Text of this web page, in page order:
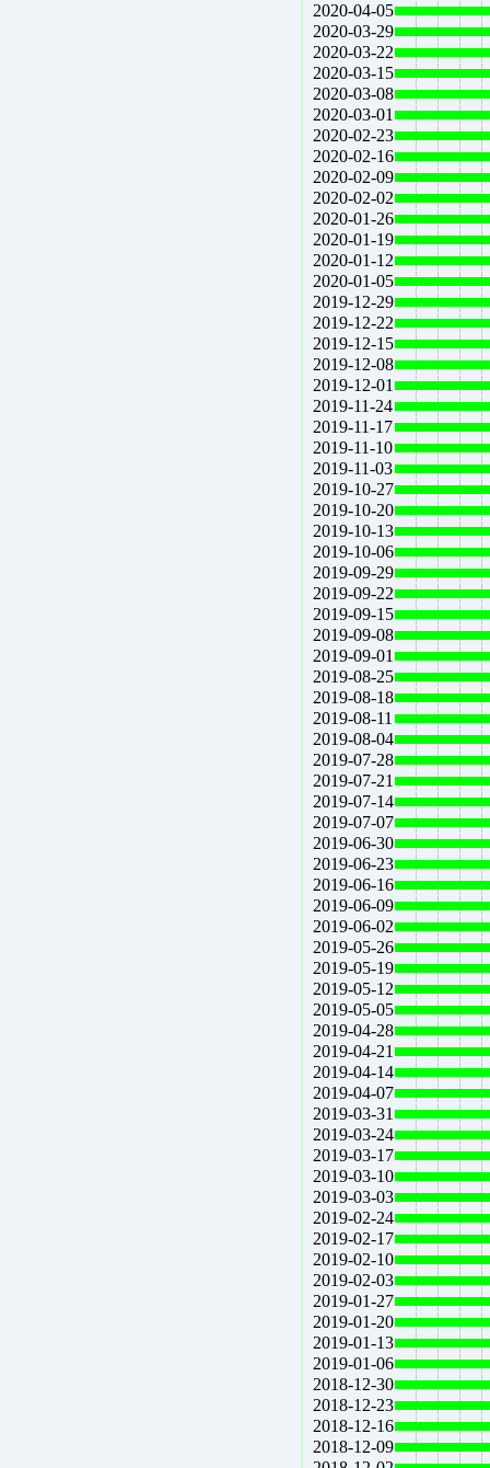
2020-04-05
2020-03-29
2020-03-22
2020-03-15
2020-03-08
2020-03-01
2020-02-23
2020-02-16
2020-02-09
2020-02-02
2020-01-26
2020-01-19
2020-01-12
2020-01-05
2019-12-29
2019-12-22
2019-12-15
2019-12-08
2019-12-01
2019-11-24
2019-11-17
2019-11-10
2019-11-03
2019-10-27
2019-10-20
2019-10-13
2019-10-06
2019-09-29
2019-09-22
2019-09-15
2019-09-08
2019-09-01
2019-08-25
2019-08-18
2019-08-11
2019-08-04
2019-07-28
2019-07-21
2019-07-14
2019-07-07
2019-06-30
2019-06-23
2019-06-16
2019-06-09
2019-06-02
2019-05-26
2019-05-19
2019-05-12
2019-05-05
2019-04-28
2019-04-21
2019-04-14
2019-04-07
2019-03-31
2019-03-24
2019-03-17
2019-03-10
2019-03-03
2019-02-24
2019-02-17
2019-02-10
2019-02-03
2019-01-27
2019-01-20
2019-01-13
2019-01-06
2018-12-30
2018-12-23
2018-12-16
2018-12-09